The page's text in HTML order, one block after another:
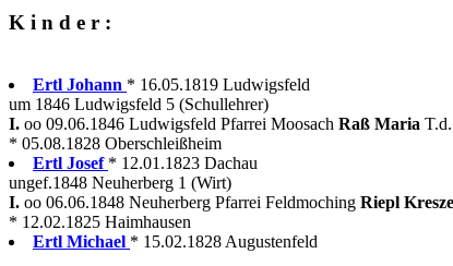
K i n d e r :
Ertl Johann * 16.05.1819 Ludwigsfeld
um 1846 Ludwigsfeld 5 (Schullehrer)
I. oo 09.06.1846 Ludwigsfeld Pfarrei Moosach Raß Maria T.d.
* 05.08.1828 Oberschleißheim
Ertl Josef * 12.01.1823 Dachau
ungef.1848 Neuherberg 1 (Wirt)
I. oo 06.06.1848 Neuherberg Pfarrei Feldmoching Riepl
* 12.02.1825 Haimhausen
Ertl Michael * 15.02.1828 Augustenfeld